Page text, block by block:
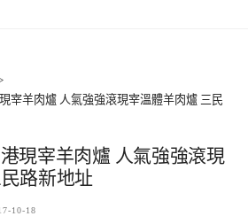
宰羊肉爐 人氣強強滾現宰溫體羊肉爐 三民
現宰羊肉爐 人氣強強滾現
路新地址
10-18